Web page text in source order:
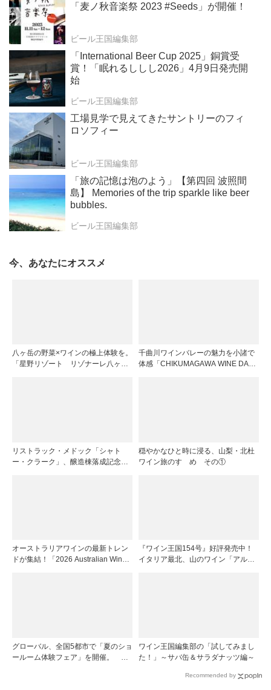
「麦ノ秋音楽祭 2023 #Seeds」が開催！
ビール王国編集部
「International Beer Cup 2025」銅賞受
賞！「眠れるししし2026」4月9日発売開
始
ビール王国編集部
工場見学で見えてきたサントリーのフィ
ロソフィー
ビール王国編集部
「旅の記憶は泡のよう」【第四回 波照間
島】 Memories of the trip sparkle like beer
bubbles.
ビール王国編集部
今、あなたにオススメ
八ヶ岳の野菜×ワインの極上体験を。
「星野リゾート リゾナーレ八ヶ
千曲川ワインバレーの魅力を小諸で
体感「CHIKUMAGAWA WINE DAYS
リストラック・メドック「シャト
ー・クラーク」、醸造棟落成記念夕
穏やかなひと時に浸る、山梨・北杜
ワイン旅のすゝめ その①
オーストラリアワインの最新トレン
ドが集結！「2026 Australian Wine
『ワイン王国154号』好評発売中！
イタリア最北、山のワイン「アル
グローバル、全国5都市で「夏のショ
ールーム体験フェア」を開催。 ワ
ワイン王国編集部の「試してみまし
た！」～サバ缶＆サラダナッツ編～
Recommended by